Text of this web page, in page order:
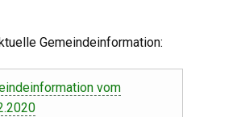
Gemeindeinformation:
vom